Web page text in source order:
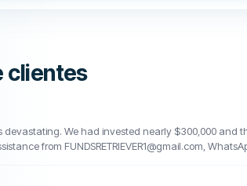
clientes
devastating. We had invested nearly $300,000 and
from FUNDSRETRIEVER1@gmail.com,